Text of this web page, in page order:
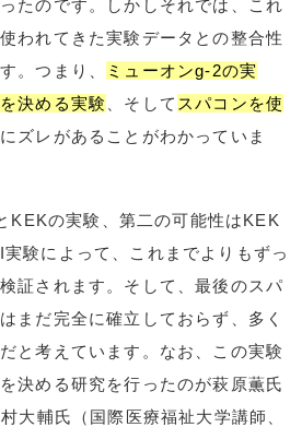
たのです。しかしそれでは、これ
われてきた実験データとの整合性
。つまり、
ミューオンg-2の実
決める実験 、そして スパコンを使
ズレがあることがわかっていま
KEKの実験、第二の可能性はKEK
験によって、これまでよりもずっ
証されます。そして、最後のスパ
まだ完全に確立しておらず、多く
と考えています。なお、この実験
決める研究を行ったのが萩原薫氏
大輔氏（国際医療福祉大学講師、